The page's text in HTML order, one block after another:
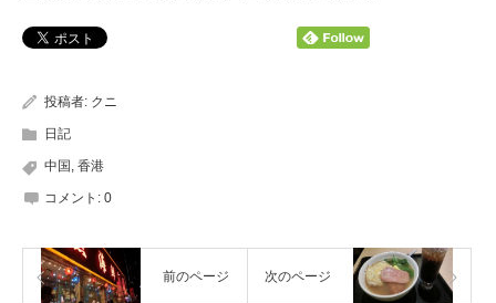
投稿者: クニ
日記
中国 , 香港
コメント: 0
前のページ 次のページ